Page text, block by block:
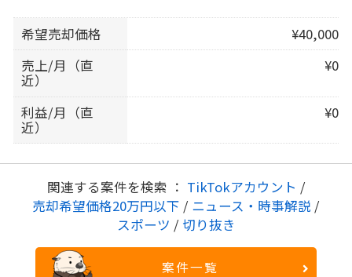
希望売却価格
¥40,000
売上/月（直
近）
¥0
利益/月（直
近）
¥0
関連する案件を検索 ： TikTokアカウント /
売却希望価格20万円以下 / ニュース・時事解説 /
スポーツ / 切り抜き
案件一覧